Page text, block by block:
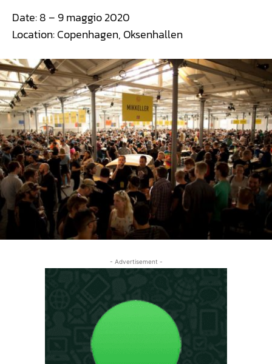
Date: 8 – 9 maggio 2020
Location: Copenhagen, Oksenhallen
- Advertisement -